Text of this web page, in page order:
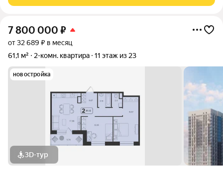
7 800 000 ₽
от 32 689 ₽ в месяц
61,1 м²
2-комн. квартира 11 этаж из 23
новостройка
3D-тур